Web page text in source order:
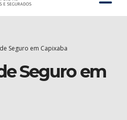
Seguro em Capixaba
Seguro em